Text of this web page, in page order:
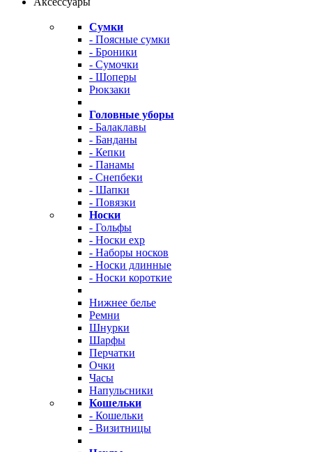
Сумки
- Поясные сумки
- Броники
- Сумочки
- Шоперы
Рюкзаки
Головные уборы
- Балаклавы
- Банданы
- Кепки
- Панамы
- Снепбеки
- Шапки
- Повязки
Носки
- Гольфы
- Носки exp
- Наборы носков
- Носки длинные
- Носки короткие
Нижнее белье
Ремни
Шнурки
Шарфы
Перчатки
Очки
Часы
Напульсники
Кошельки
- Кошельки
- Визитницы